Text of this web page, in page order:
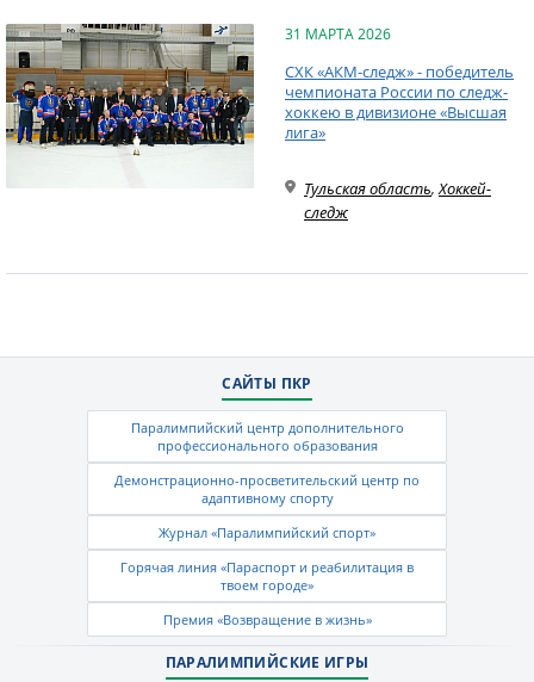
31 МАРТА 2026
СХК «АКМ-следж» - победитель
чемпионата России по следж-
хоккею в дивизионе «Высшая
лига»
Тульская область,Хоккей-
следж
САЙТЫ ПКР
Паралимпийский центр дополнительного
профессионального образования
Демонстрационно-просветительский центр по
адаптивному спорту
Журнал «Паралимпийский спорт»
Горячая линия «Параспорт и реабилитация в
твоем городе»
Премия «Возвращение в жизнь»
ПАРАЛИМПИЙСКИЕ ИГРЫ